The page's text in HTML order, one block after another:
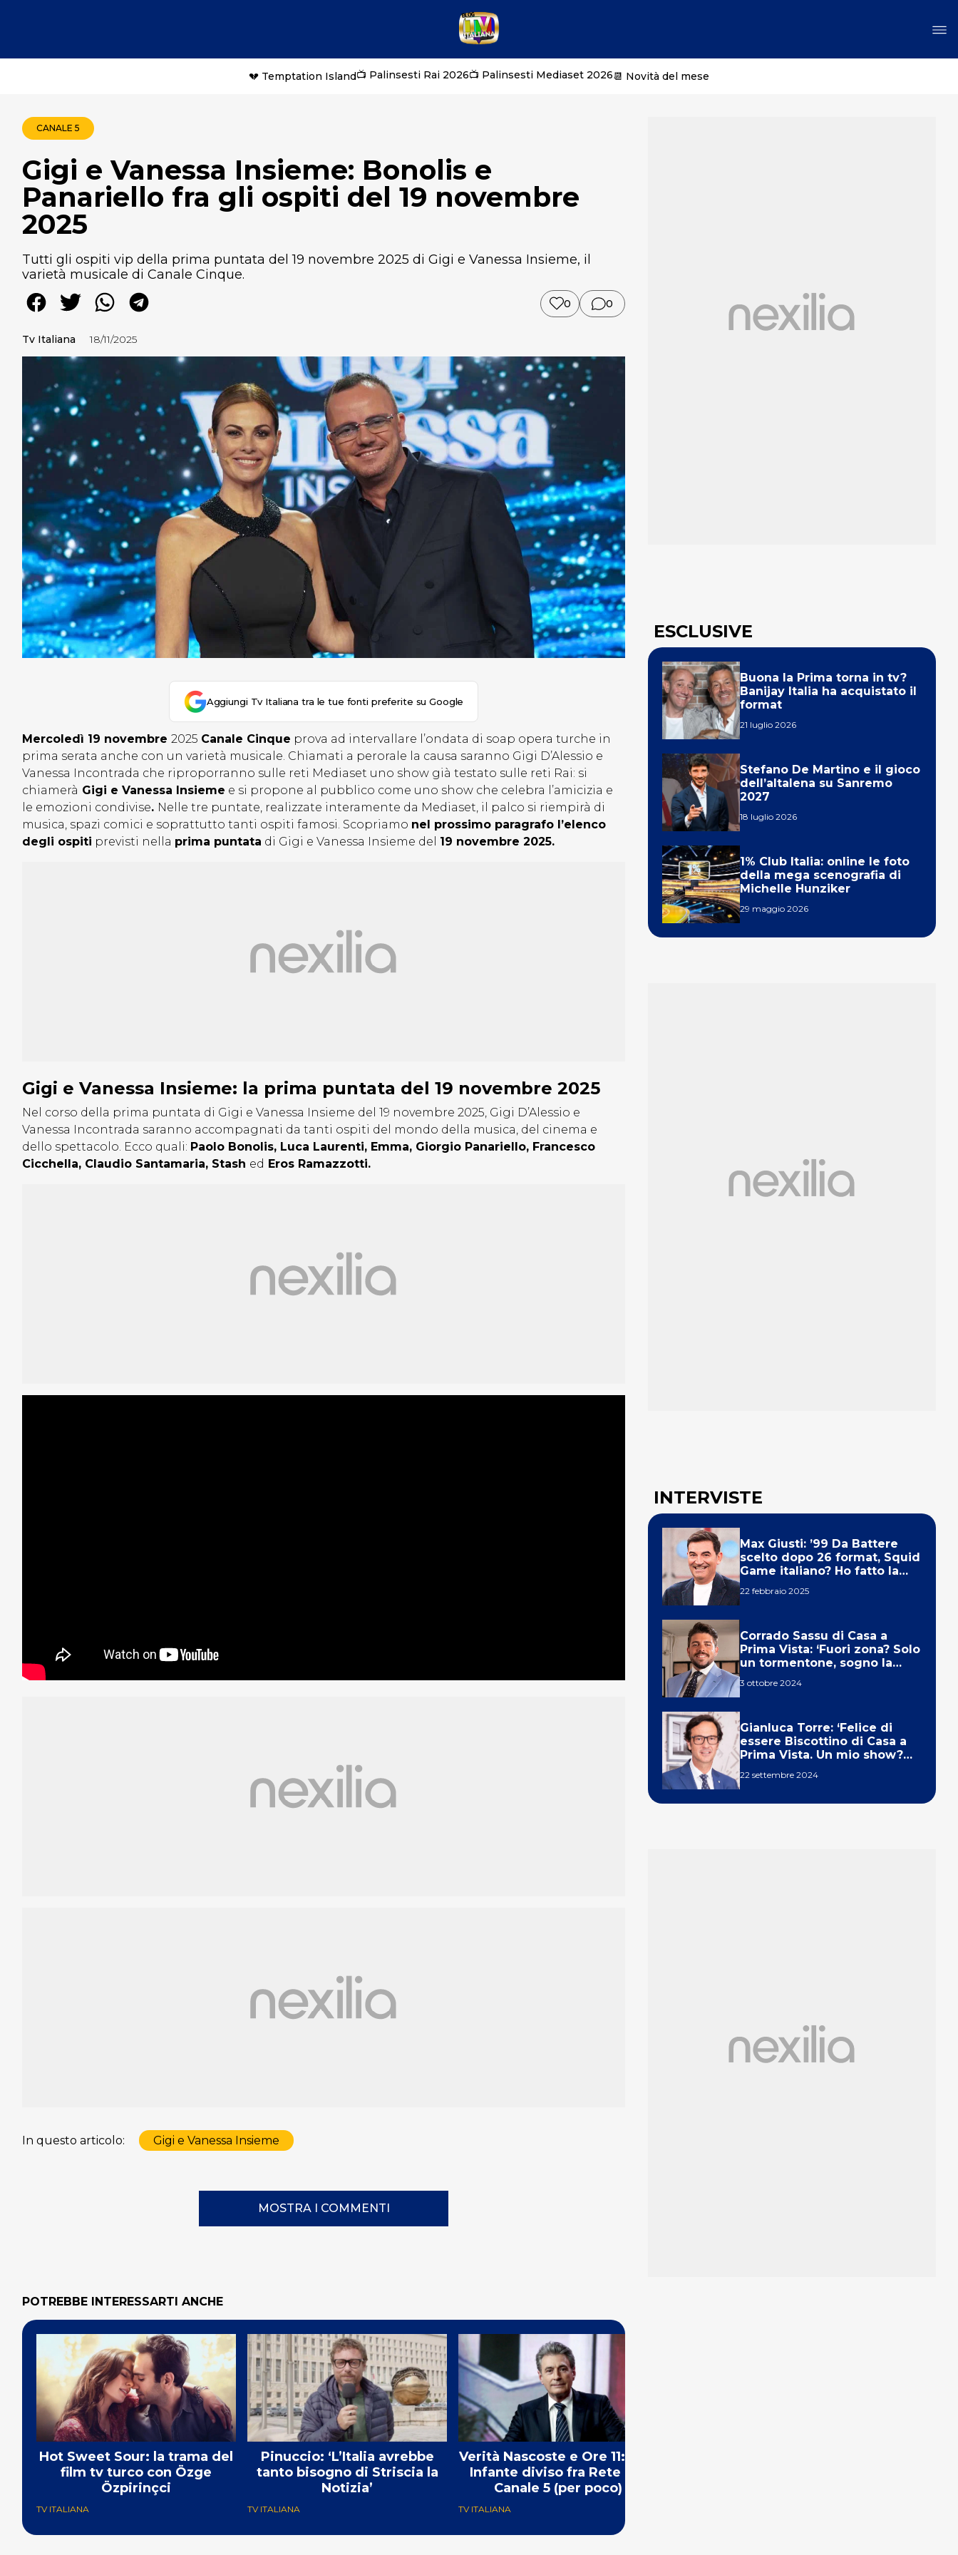
💔 Temptation Island📺 Palinsesti Rai 2026📺 Palinsesti Mediaset 2026📆 Novità del mese
CANALE 5
Gigi e Vanessa Insieme: Bonolis e
Panariello fra gli ospiti del 19 novembre
2025
Tutti gli ospiti vip della prima puntata del 19 novembre 2025 di Gigi e Vanessa Insieme, il
varietà musicale di Canale Cinque.
0 0
Tv Italiana 18/11/2025
Aggiungi Tv Italiana tra le tue fonti preferite su Google
Mercoledì 19 novembre 2025 Canale Cinque prova ad intervallare l’ondata di soap opera turche in
prima serata anche con un varietà musicale. Chiamati a perorale la causa saranno Gigi D’Alessio e
Vanessa Incontrada che riproporranno sulle reti Mediaset uno show già testato sulle reti Rai: si
chiamerà Gigi e Vanessa Insieme e si propone al pubblico come uno show che celebra l’amicizia e
le emozioni condivise. Nelle tre puntate, realizzate interamente da Mediaset, il palco si riempirà di
musica, spazi comici e soprattutto tanti ospiti famosi. Scopriamo nel prossimo paragrafo l’elenco
degli ospiti previsti nella prima puntata di Gigi e Vanessa Insieme del 19 novembre 2025.
Gigi e Vanessa Insieme: la prima puntata del 19 novembre 2025
Nel corso della prima puntata di Gigi e Vanessa Insieme del 19 novembre 2025, Gigi D’Alessio e
Vanessa Incontrada saranno accompagnati da tanti ospiti del mondo della musica, del cinema e
dello spettacolo. Ecco quali: Paolo Bonolis, Luca Laurenti, Emma, Giorgio Panariello, Francesco
Cicchella, Claudio Santamaria, Stash ed Eros Ramazzotti.
In questo articolo: Gigi e Vanessa Insieme
MOSTRA I COMMENTI
POTREBBE INTERESSARTI ANCHE
Hot Sweet Sour: la trama del
film tv turco con Özge
Özpirinçci
TV ITALIANA
Pinuccio: ‘L’Italia avrebbe
tanto bisogno di Striscia la
Notizia’
TV ITALIANA
Verità Nascoste e Ore 11: Milo
Infante diviso fra Rete 4 e
Canale 5 (per poco)
TV ITALIANA
ESCLUSIVE
Buona la Prima torna in tv?
Banijay Italia ha acquistato il
format
21 luglio 2026
Stefano De Martino e il gioco
dell’altalena su Sanremo
2027
18 luglio 2026
1% Club Italia: online le foto
della mega scenografia di
Michelle Hunziker
29 maggio 2026
INTERVISTE
Max Giusti: ’99 Da Battere
scelto dopo 26 format, Squid
Game italiano? Ho fatto la
22 febbraio 2025
Corrado Sassu di Casa a
Prima Vista: ‘Fuori zona? Solo
un tormentone, sogno la
3 ottobre 2024
Gianluca Torre: ‘Felice di
essere Biscottino di Casa a
Prima Vista. Un mio show?
22 settembre 2024